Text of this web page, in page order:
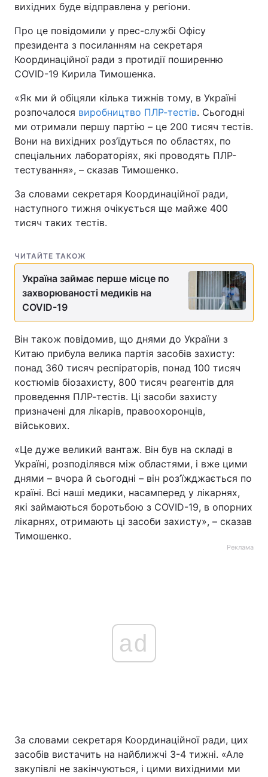
вихідних буде відправлена у регіони.
Про це повідомили у прес-службі Офісу
президента з посиланням на секретаря
Координаційної ради з протидії поширенню
COVID-19 Кирила Тимошенка.
«Як ми й обіцяли кілька тижнів тому, в Україні
розпочалося виробництво ПЛР-тестів. Сьогодні
ми отримали першу партію – це 200 тисяч тестів.
Вони на вихідних роз’їдуться по областях, по
спеціальних лабораторіях, які проводять ПЛР-
тестування», – сказав Тимошенко.
За словами секретаря Координаційної ради,
наступного тижня очікується ще майже 400
тисяч таких тестів.
ЧИТАЙТЕ ТАКОЖ
Україна займає перше місце по
захворюваності медиків на
COVID-19
Він також повідомив, що днями до України з
Китаю прибула велика партія засобів захисту:
понад 360 тисяч респіраторів, понад 100 тисяч
костюмів біозахисту, 800 тисяч реагентів для
проведення ПЛР-тестів. Ці засоби захисту
призначені для лікарів, правоохоронців,
військових.
«Це дуже великий вантаж. Він був на складі в
Україні, розподілявся між областями, і вже цими
днями – вчора й сьогодні – він роз’їжджається по
країні. Всі наші медики, насамперед у лікарнях,
які займаються боротьбою з COVID-19, в опорних
лікарнях, отримають ці засоби захисту», – сказав
Тимошенко.
Реклама
ad
За словами секретаря Координаційної ради, цих
засобів вистачить на найближчі 3-4 тижні. «Але
закупівлі не закінчуються, і цими вихідними ми